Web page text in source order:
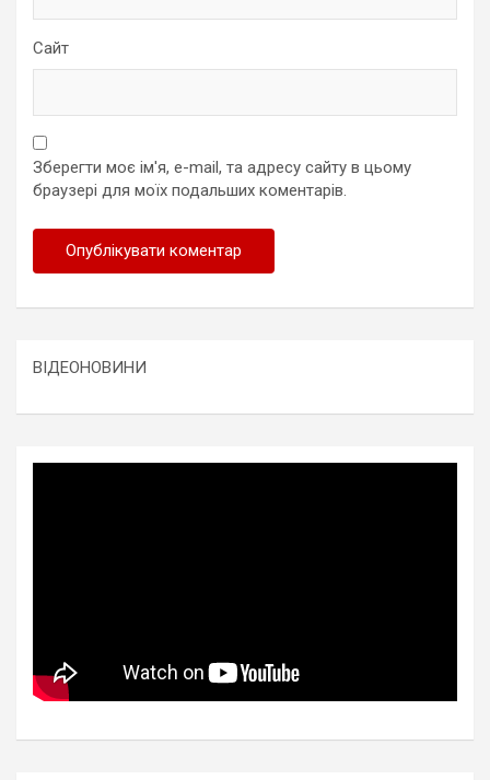
Сайт
Зберегти моє ім'я, e-mail, та адресу сайту в цьому
браузері для моїх подальших коментарів.
ВІДЕОНОВИНИ